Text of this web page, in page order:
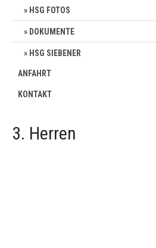
HSG FOTOS
DOKUMENTE
HSG SIEBENER
ANFAHRT
KONTAKT
3. Herren